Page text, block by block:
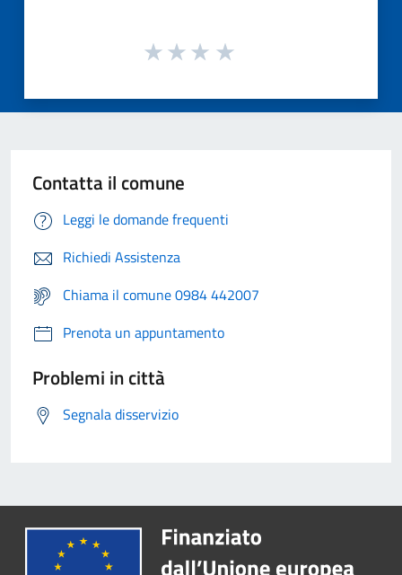
Contatta il comune
Leggi le domande frequenti
Richiedi Assistenza
Chiama il comune 0984 442007
Prenota un appuntamento
Problemi in città
Segnala disservizio